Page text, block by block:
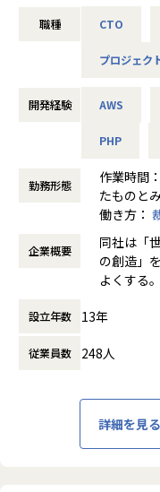
1. 社会的インパクトの
計により、あらゆる企
知見が循環する社会の
2. 技術的チャレンジの連
ご自身が考える「最強
技術的な解決手段やア
ステム設計を行うこと
3. 領域を横断したフレ
ロールに縛られること
ション/領域で業務を行
- 担当技術領域を限定せ
- メインでお任せしたい
- プロパー/業務委託の
で、「知
に向上さ
いきます。
＜事業・
ス：外部
・FLEXY
スのエン
解決する
・Open
ス：プロ
企画立案
・事業承
ートする
に関し
す。
顧客と当社営業との商
ングシステムを構想し
って頂きます。
・PKSHA社と取り組む
で開発するシステムの
マッチングシステムに
て、以下を担っていただ
- 要求事項から要件を
す
- 開発計画への落とし
自ら手を動かしつつ、
職種 CTO
プロジェク
開発経験 AWS
PHP
勤務形態
作業時間
たものと
働き方：
時間外労
休憩時間
企業概要
同社は「
の創造」
よくする
プロシェ
験・知見
30,002
人材デー
種の多岐
設立年数 13年
従業員数 248人
詳細を見る